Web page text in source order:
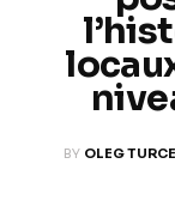
Tech
BY OLEG